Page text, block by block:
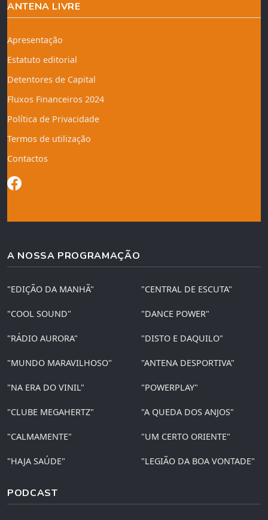
ANTENA LIVRE
Apresentação
Estatuto editorial
Detentores de Capital
Fluxos Financeiros 2024
Política de Privacidade
Termos de utilização
Contactos
A NOSSA PROGRAMAÇÃO
"EDIÇÃO DA MANHÃ" "CENTRAL DE ESCUTA"
"COOL SOUND" "DANCE POWER"
"RÁDIO AURORA" "DISTO E DAQUILO"
"MUNDO MARAVILHOSO" "ANTENA DESPORTIVA"
"NA ERA DO VINIL" "POWERPLAY"
"CLUBE MEGAHERTZ" "A QUEDA DOS ANJOS"
"CALMAMENTE" "UM CERTO ORIENTE"
"HAJA SAÚDE" "LEGIÃO DA BOA VONTADE"
PODCAST